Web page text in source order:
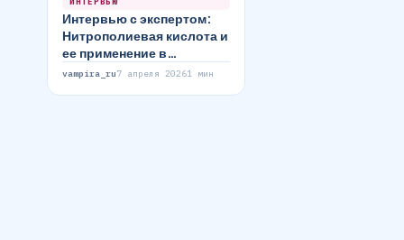
Интервью с экспертом:
Нитрополиевая кислота и
ее применение в
медицине
vampira_ru7 апреля 20261 мин